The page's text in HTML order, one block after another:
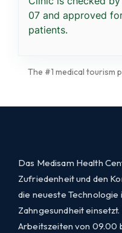
07 and approved
patients.
The #1 medical tourism
Das Medisam Health
Zufriedenheit und den
die neueste
Zahngesundheit
Arbeitszeiten von 09.00